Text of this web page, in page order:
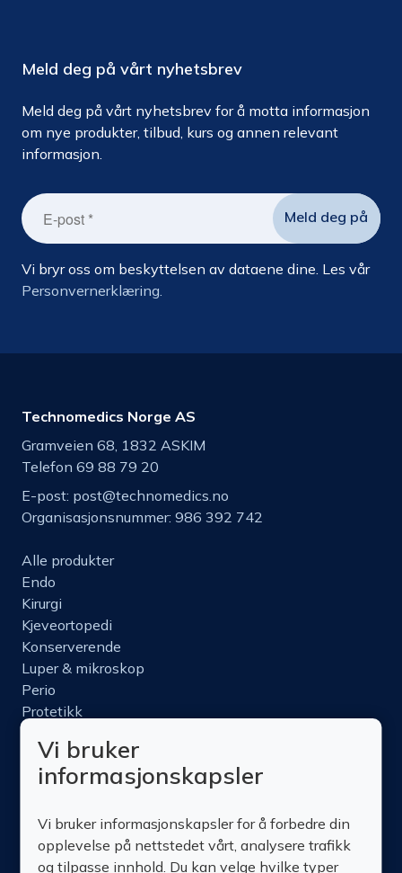
Meld deg på vårt nyhetsbrev
Meld deg på vårt nyhetsbrev for å motta informasjon
om nye produkter, tilbud, kurs og annen relevant
informasjon.
Vi bryr oss om beskyttelsen av dataene dine. Les vår
Personvernerklæring.
Technomedics Norge AS
Gramveien 68, 1832 ASKIM
Telefon 69 88 79 20
E-post: post@technomedics.no
Organisasjonsnummer: 986 392 742
Alle produkter
Endo
Kirurgi
Kjeveortopedi
Konserverende
Luper & mikroskop
Perio
Protetikk
Nettbutikk
Om oss
Kontakt oss
Vi bruker
informasjonskapsler
Vi bruker informasjonskapsler for å forbedre din
opplevelse på nettstedet vårt, analysere trafikk
og tilpasse innhold. Du kan velge hvilke typer